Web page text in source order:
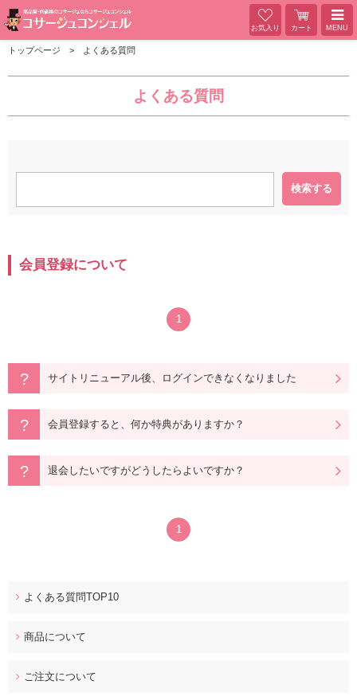
お気入り カート MENU
トップページ よくある質問
よくある質問
検索する
会員登録について
1
サイトリニューアル後、ログインできなくなりました
会員登録すると、何か特典がありますか？
退会したいですがどうしたらよいですか？
1
よくある質問TOP10
商品について
ご注文について